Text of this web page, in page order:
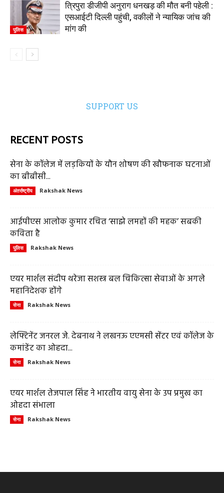
पुलिस
त्रिपुरा डीजीपी अनुराग धनखड़ की मौत बनी पहेली :
एसआईटी दिल्ली पहुंची, वकीलों ने न्यायिक जांच की
मांग की
SUPPORT US
RECENT POSTS
सेना के कॉलेज में लड़कियों के यौन शोषण की खौफनाक घटनाओं
का बीबीसी...
अंतर्राष्ट्रीय Rakshak News
आईपीएस आलोक कुमार रचित ‘साझे लमहों की महक’ सबकी
कविता है
पुलिस Rakshak News
एयर मार्शल संदीप थरेजा सशस्त्र बल चिकित्सा सेवाओं के अगले
महानिदेशक होंगे
सेना Rakshak News
लेफ्टिनेंट जनरल जे. देबनाथ ने लखनऊ एएमसी सेंटर एवं कॉलेज के
कमांडेंट का ओहदा...
सेना Rakshak News
एयर मार्शल तेजपाल सिंह ने भारतीय वायु सेना के उप प्रमुख का
ओहदा संभाला
सेना Rakshak News